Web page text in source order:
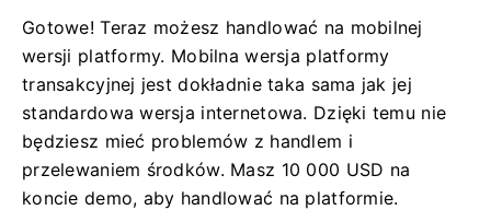
Gotowe! Teraz możesz handlować na mobilnej
wersji platformy. Mobilna wersja platformy
transakcyjnej jest dokładnie taka sama jak jej
standardowa wersja internetowa. Dzięki temu nie
będziesz mieć problemów z handlem i
przelewaniem środków. Masz 10 000 USD na
koncie demo, aby handlować na platformie.